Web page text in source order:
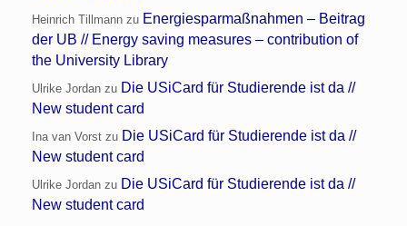
Heinrich Tillmann zu Energiesparmaßnahmen – Beitrag
der UB // Energy saving measures – contribution of
the University Library
Ulrike Jordan zu Die USiCard für Studierende ist da //
New student card
Ina van Vorst zu Die USiCard für Studierende ist da //
New student card
Ulrike Jordan zu Die USiCard für Studierende ist da //
New student card